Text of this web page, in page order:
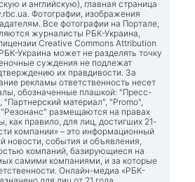
и английскую), главная страница
. Фотографии, изображения
Все фотографии на Портале,
журналисты РБК-Украина,
Creative Commons Attribution
Украина может не разделять точку
суждения не подлежат
их правдивости. За
рекламы ответственность несет
обозначенные плашкой: "Пресс-
"Партнерский материал", "Promo",
"Резонанс" размещаются на правах
как правило, для лиц, достигших 21-
компании» – это информационный
новости, события и объявления,
компаний, базирующиеся на
самими компаниями, и за которые
Онлайн-медиа «РБК-